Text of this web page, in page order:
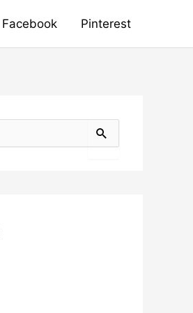
Facebook Pinterest